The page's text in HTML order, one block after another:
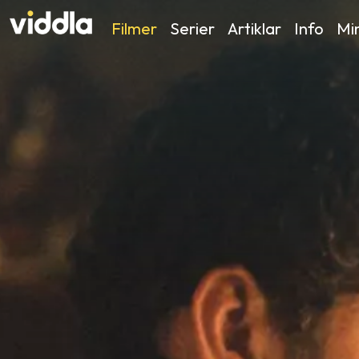
Filmer Serier Artiklar Info